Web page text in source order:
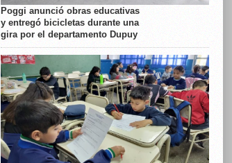
Poggi anunció obras educativas
y entregó bicicletas durante una
gira por el departamento Dupuy